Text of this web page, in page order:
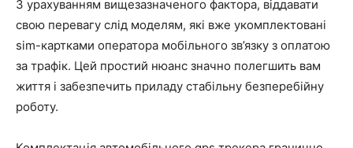
З урахуванням вищезазначеного фактора, віддавати
свою перевагу слід моделям, які вже укомплектовані
sim-картками оператора мобільного зв’язку з оплатою
за трафік. Цей простий нюанс значно полегшить вам
життя і забезпечить приладу стабільну безперебійну
роботу.